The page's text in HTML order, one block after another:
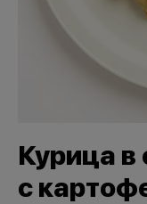
Курица в
с